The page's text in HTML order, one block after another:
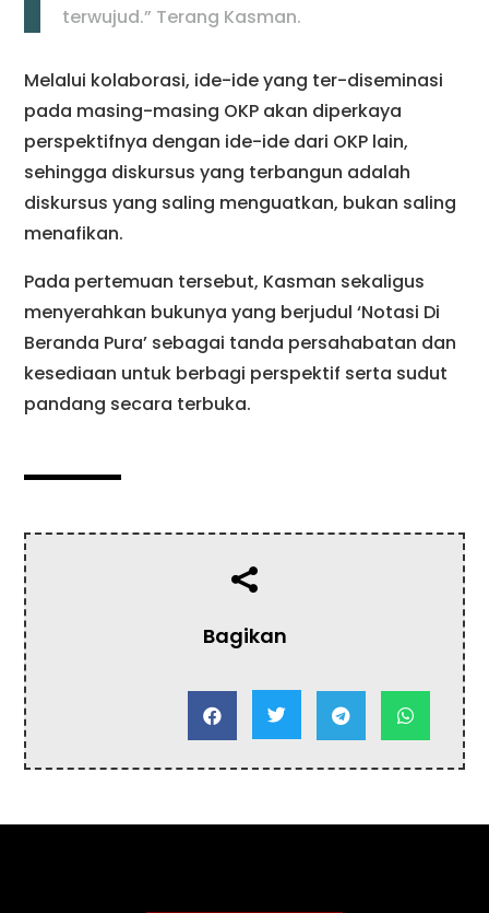
terwujud.” Terang Kasman.
Melalui kolaborasi, ide-ide yang ter-diseminasi
pada masing-masing OKP akan diperkaya
perspektifnya dengan ide-ide dari OKP lain,
sehingga diskursus yang terbangun adalah
diskursus yang saling menguatkan, bukan saling
menafikan.
Pada pertemuan tersebut, Kasman sekaligus
menyerahkan bukunya yang berjudul ‘Notasi Di
Beranda Pura’ sebagai tanda persahabatan dan
kesediaan untuk berbagi perspektif serta sudut
pandang secara terbuka.

Bagikan
   